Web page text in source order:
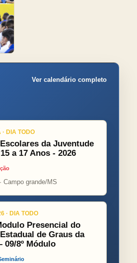
Ver calendário completo
DIA TODO
da Juventude
a 17 Anos - 2026
Campo grande/MS
· DIA TODO
Presencial do
de Graus da
09/8º Módulo